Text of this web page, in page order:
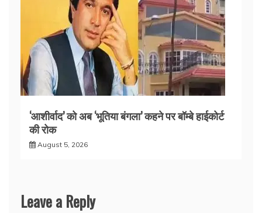
‘आशीर्वाद’ को अब ‘भूतिया बंगला’ कहने पर बॉम्बे हाईकोर्ट
की रोक
August 5, 2026
Leave a Reply